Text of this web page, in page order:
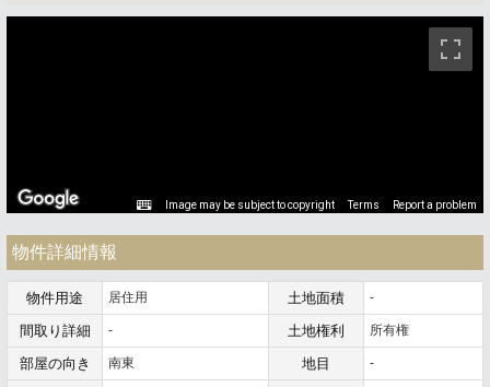
Image may be subject to copyright Terms Report a problem
物件詳細情報
物件用途 居住用 土地面積 -
間取り詳細 - 土地権利 所有権
部屋の向き 南東 地目 -